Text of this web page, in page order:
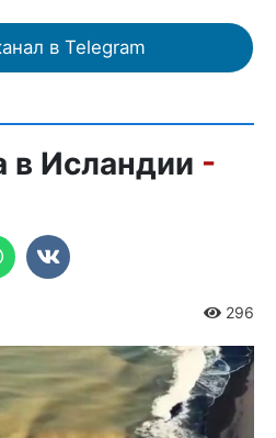
в Telegram
в Исландии -
296